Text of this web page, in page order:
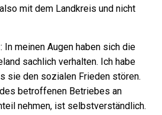
mit dem Landkreis und nicht
meinen Augen haben sich die
sachlich verhalten. Ich habe
sie den sozialen Frieden stören.
betroffenen Betriebes an
nehmen, ist selbstverständlich.